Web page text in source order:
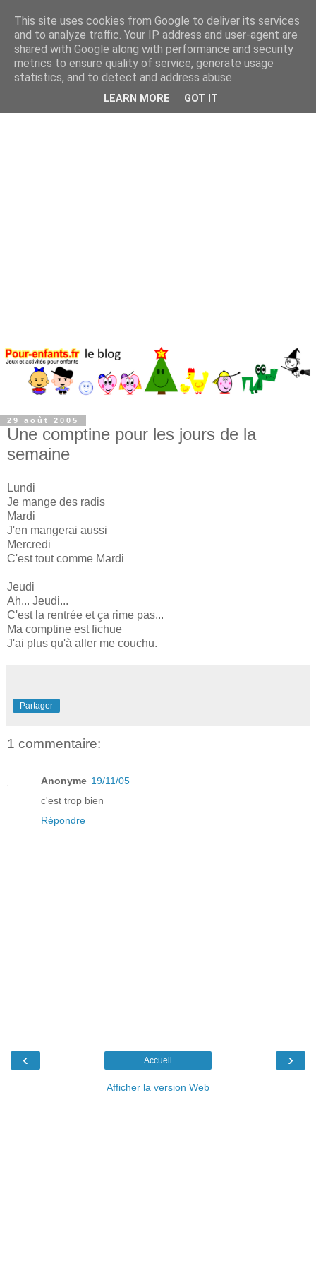
29 août 2005
Une comptine pour les jours de la
semaine
Lundi
Je mange des radis
Mardi
J'en mangerai aussi
Mercredi
C'est tout comme Mardi
Jeudi
Ah... Jeudi...
C'est la rentrée et ça rime pas...
Ma comptine est fichue
J'ai plus qu'à aller me couchu.
Partager
1 commentaire:
Anonyme 19/11/05
c'est trop bien
Répondre
‹ ›
Accueil
Afficher la version Web
This site uses cookies from Google to deliver its services
and to analyze traffic. Your IP address and user-agent are
shared with Google along with performance and security
metrics to ensure quality of service, generate usage
statistics, and to detect and address abuse.
LEARN MORE GOT IT